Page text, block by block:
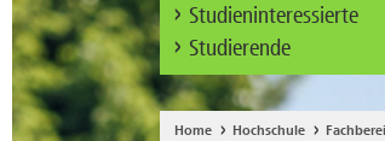
Studieninteressierte
Studierende
Home Hochschule